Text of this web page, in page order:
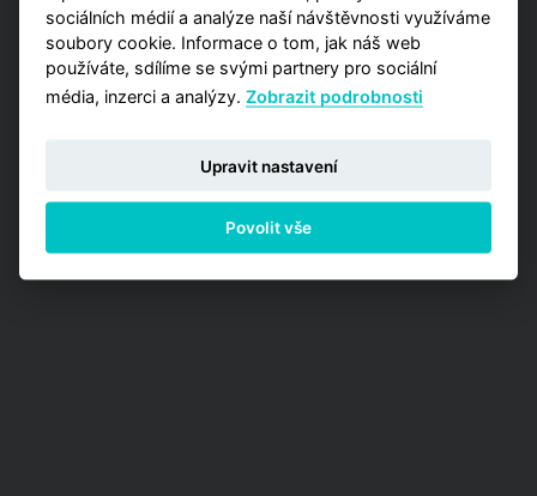
sociálních médií a analýze naší návštěvnosti využíváme
soubory cookie. Informace o tom, jak náš web
používáte, sdílíme se svými partnery pro sociální
média, inzerci a analýzy.Zobrazit podrobnosti
Upravit nastavení
Povolit vše